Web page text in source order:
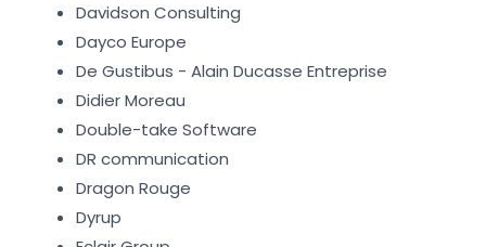
Davidson Consulting
Dayco Europe
De Gustibus - Alain Ducasse Entreprise
Didier Moreau
Double-take Software
DR communication
Dragon Rouge
Dyrup